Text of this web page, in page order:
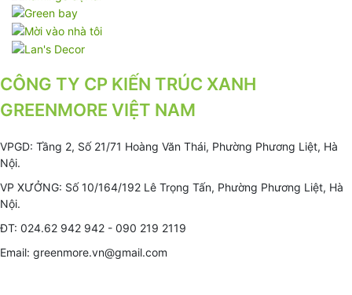
CÔNG TY CP KIẾN TRÚC XANH
GREENMORE VIỆT NAM
VPGD: Tầng 2, Số 21/71 Hoàng Văn Thái, Phường Phương Liệt, Hà
Nội.
VP XƯỞNG: Số 10/164/192 Lê Trọng Tấn, Phường Phương Liệt, Hà
Nội.
ĐT: 024.62 942 942 - 090 219 2119
Email: greenmore.vn@gmail.com